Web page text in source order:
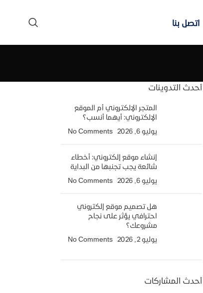
اتصل بنا
أحدث التدوينات
المتجر الإلكتروني أم الموقع
الإلكتروني: أيهما أنسب؟
يوليو 6, 2026
No Comments
إنشاء موقع إلكتروني: أخطاء
شائعة يجب تجنبها من البداية
يوليو 6, 2026
No Comments
هل تصميم موقع إلكتروني
احترافي يؤثر على نجاح
مشروعك؟
يوليو 2, 2026
No Comments
أحدث المشاركات